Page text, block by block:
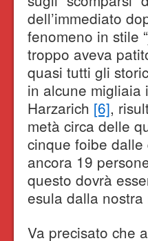
dell’immediato
fenomeno in stile
troppo aveva
quasi tutti gli
in alcune
Harzarich [6],
metà circa delle
cinque foibe
ancora 19
questo dovrà
esula dalla nostra
Va precisato che